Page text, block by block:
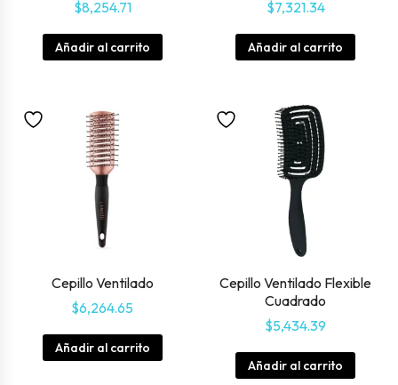
$8,254.71
Añadir al carrito
$7,321.34
Añadir al carrito
Cepillo Ventilado
$6,264.65
Añadir al carrito
Cepillo Ventilado Flexible
Cuadrado
$5,434.39
Añadir al carrito